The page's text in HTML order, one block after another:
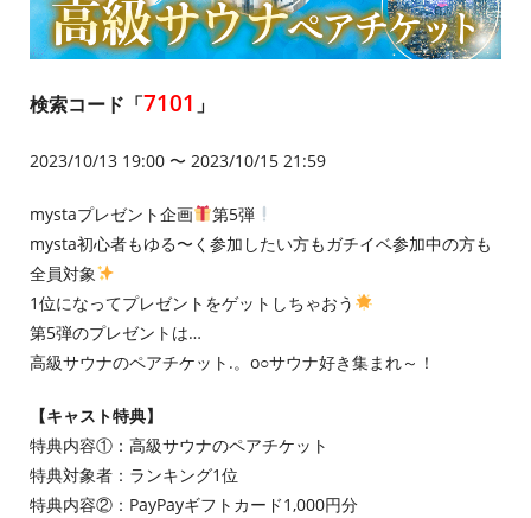
検索コード「7101 」
2023/10/13 19:00 〜 2023/10/15 21:59
mystaプレゼント企画
第5弾
mysta初心者もゆる〜く参加したい方もガチイベ参加中の方も
全員対象
1位になってプレゼントをゲットしちゃおう
第5弾のプレゼントは…
高級サウナのペアチケット.。o○サウナ好き集まれ～！
【キャスト特典】
特典内容①：高級サウナのペアチケット
特典対象者：ランキング1位
特典内容②：PayPayギフトカード1,000円分